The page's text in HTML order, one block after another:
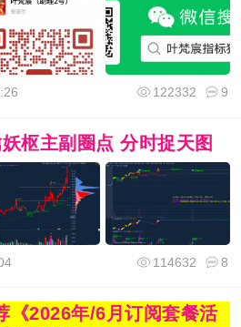
9
122332
枢主副圈点 分时捉天图
8
114632
《2026年/6月订阅套餐活